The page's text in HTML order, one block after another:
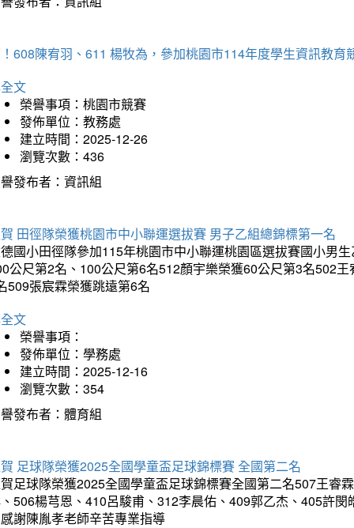
608陳宥羽、611 楊牧為，參加桃園市114年度學生資訊教育
文
榮譽事項：桃園市競賽
發佈單位：教務處
建立時間：2025-12-26
瀏覽次數：436
發布者：資訊組
田徑隊榮獲桃園市中小聯運選拔賽 男子乙組總錦標第一名
國小田徑隊參加115年桃園市中小聯運桃園區選拔賽國小男
公尺第2名、100公尺第6名512顏宇樂榮獲60公尺第3名502
509張宸霖榮獲跳遠第6名
文
榮譽事項：
發佈單位：學務處
建立時間：2025-12-16
瀏覽次數：354
發布者：體育組
足球隊榮獲2025全國學童盃足球錦標賽 全國第二名
足球隊榮獲2025全國學童盃足球錦標賽全國第二名507王睿
506楊芎恩、410呂駿甫、312李晨佑、409郭乙杰、405許
謝陳胤孝老師辛苦專業指導